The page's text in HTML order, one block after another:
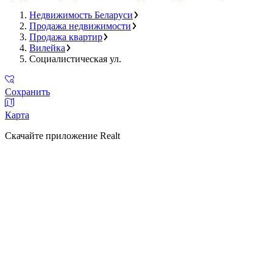
Недвижимость Беларуси
Продажа недвижимости
Продажа квартир
Вилейка
Социалистическая ул.
Сохранить
Карта
Скачайте приложение Realt